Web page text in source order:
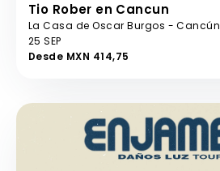
Tio Rober en Cancun
La Casa de Oscar Burgos - Cancún
25 SEP
Desde MXN 414,75